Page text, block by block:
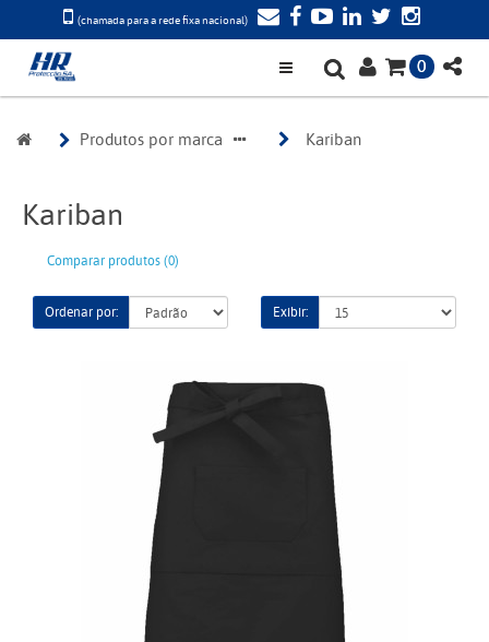
(chamada para a rede fixa nacional)
0
Produtos por marca Kariban
Kariban
Comparar produtos (0)
Ordenar por: Exibir: